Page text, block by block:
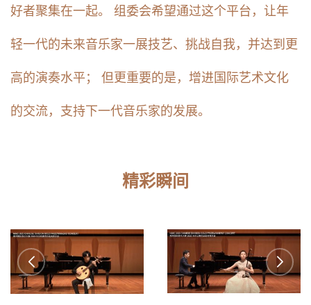
好者聚集在一起。 组委会希望通过这个平台，让年
轻一代的未来音乐家一展技艺、挑战自我，并达到更
高的演奏水平； 但更重要的是，增进国际艺术文化
的交流，支持下一代音乐家的发展。
精彩瞬间